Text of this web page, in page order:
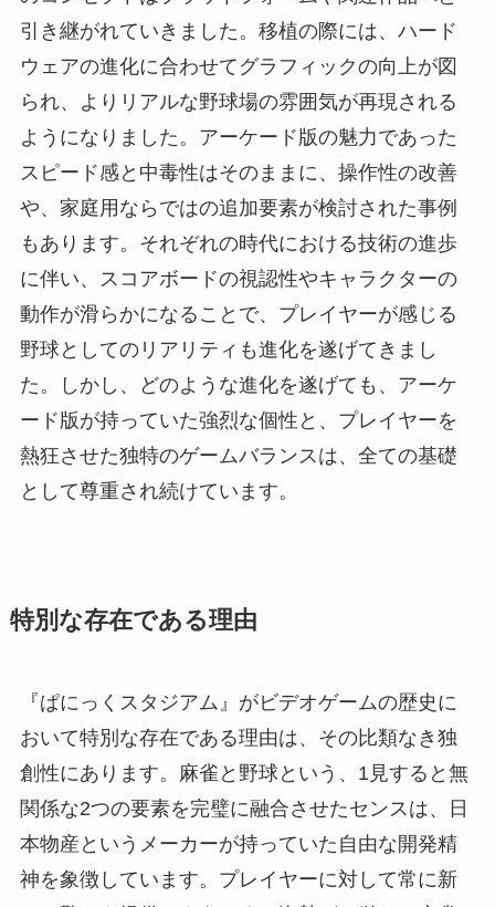
引き継がれていきました。移植の際には、ハード
ウェアの進化に合わせてグラフィックの向上が図
られ、よりリアルな野球場の雰囲気が再現される
ようになりました。アーケード版の魅力であった
スピード感と中毒性はそのままに、操作性の改善
や、家庭用ならではの追加要素が検討された事例
もあります。それぞれの時代における技術の進歩
に伴い、スコアボードの視認性やキャラクターの
動作が滑らかになることで、プレイヤーが感じる
野球としてのリアリティも進化を遂げてきまし
た。しかし、どのような進化を遂げても、アーケ
ード版が持っていた強烈な個性と、プレイヤーを
熱狂させた独特のゲームバランスは、全ての基礎
として尊重され続けています。
特別な存在である理由
『ぱにっくスタジアム』がビデオゲームの歴史に
おいて特別な存在である理由は、その比類なき独
創性にあります。麻雀と野球という、1見すると無
関係な2つの要素を完璧に融合させたセンスは、日
本物産というメーカーが持っていた自由な開発精
神を象徴しています。プレイヤーに対して常に新